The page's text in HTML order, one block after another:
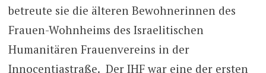
betreute sie die älteren Bewohnerinnen des
Frauen-Wohnheims des Israelitischen
Humanitären Frauenvereins in der
Innocentiastraße. Der IHF war eine der ersten